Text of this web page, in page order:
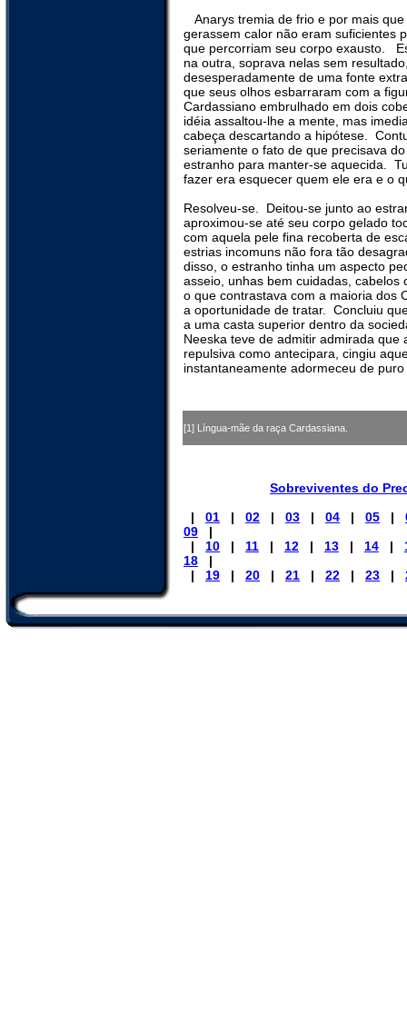
Anarys tremia de frio e por mais
gerassem calor não eram suficientes
que percorriam seu corpo exausto.
na outra, soprava nelas sem
desesperadamente de uma fonte
que seus olhos esbarraram com a
Cardassiano embrulhado em dois
idéia assaltou-lhe a mente, mas
cabeça descartando a hipótese.
seriamente o fato de que precisava
estranho para manter-se aquecida.
fazer era esquecer quem ele era e o
Resolveu-se.
Deitou-se junto ao
aproximou-se até seu corpo gelado
com aquela pele fina recoberta de
estrias incomuns não fora tão
disso, o estranho tinha um aspecto
asseio, unhas bem cuidadas, cabelos
o que contrastava com a maioria dos
a oportunidade de tratar.
Concluiu
a uma casta superior dentro da
Neeska teve de admitir admirada que
repulsiva como antecipara, cingiu
instantaneamente adormeceu de
[1] Língua-mãe da raça Cardassiana.
Sobreviventes do
| 01 | 02 | 03 | 04 | 05 |
09 |
| 10 | 11 | 12 | 13 | 14 |
18 |
| 19 | 20 | 21 | 22 | 23 |